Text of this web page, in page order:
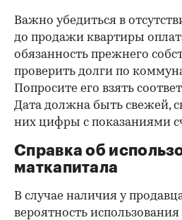
Важно убедиться в
до продажи квартиры
обязанность прежнего
проверить долги по
Попросите его взять
Дата должна быть свежей,
них цифры с показаниями
Справка об
маткапитала
В случае наличия у
вероятность